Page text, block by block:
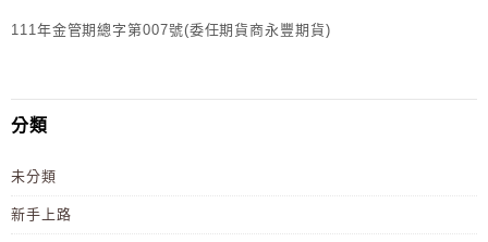
111年金管期總字第007號(委任期貨商永豐期貨)
分類
未分類
新手上路